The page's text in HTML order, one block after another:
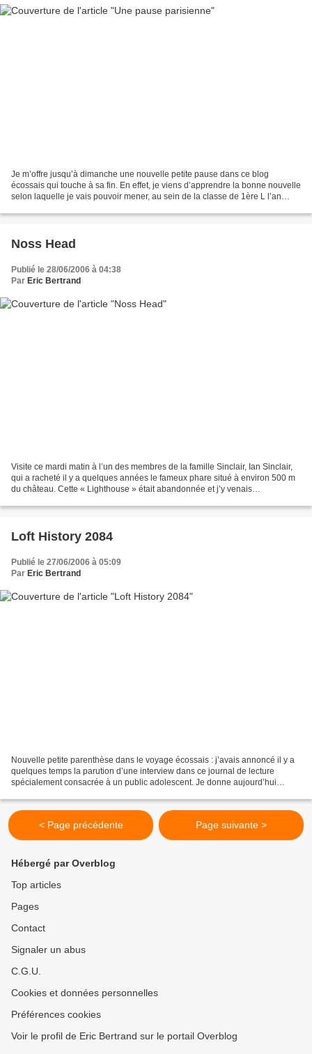
Je m’offre jusqu’à dimanche une nouvelle petite pause dans ce blog
écossais qui touche à sa fin. En effet, je viens d’apprendre la bonne nouvelle
selon laquelle je vais pouvoir mener, au sein de la classe de 1ère L l’an
Noss Head
Publié le 28/06/2006 à 04:38
Par Eric Bertrand
Visite ce mardi matin à l’un des membres de la famille Sinclair, Ian Sinclair,
qui a racheté il y a quelques années le fameux phare situé à environ 500 m
du château. Cette « Lighthouse » était abandonnée et j’y venais
Loft History 2084
Publié le 27/06/2006 à 05:09
Par Eric Bertrand
Nouvelle petite parenthèse dans le voyage écossais : j’avais annoncé il y a
quelques temps la parution d’une interview dans ce journal de lecture
spécialement consacrée à un public adolescent. Je donne aujourd’hui
< Page précédente Page suivante >
Hébergé par Overblog
Top articles
Pages
Contact
Signaler un abus
C.G.U.
Cookies et données personnelles
Préférences cookies
Voir le profil de Eric Bertrand sur le portail Overblog